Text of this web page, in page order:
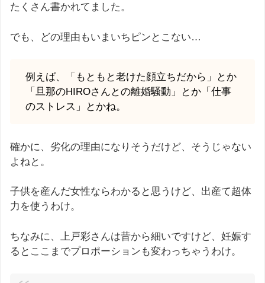
たくさん書かれてました。
でも、どの理由もいまいちピンとこない…
例えば、「もともと老けた顔立ちだから」とか
「旦那のHIROさんとの離婚騒動」とか「仕事
のストレス」とかね。
確かに、劣化の理由になりそうだけど、そうじゃない
よねと。
子供を産んだ女性ならわかると思うけど、出産て超体
力を使うわけ。
ちなみに、上戸彩さんは昔から細いですけど、妊娠す
るとここまでプロポーションも変わっちゃうわけ。